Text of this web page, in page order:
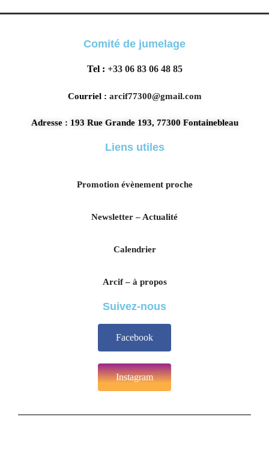
Comité de jumelage
Tel : +33 06 83 06 48 85
Courriel : arcif77300@gmail.com
Adresse : 193 Rue Grande 193, 77300 Fontainebleau
Liens utiles
Promotion évènement proche
Newsletter – Actualité
Calendrier
Arcif – à propos
Suivez-nous
Facebook
Instagram